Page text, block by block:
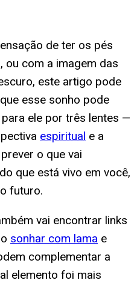
de ter os pés
ou com a imagem das
este artigo pode
esse sonho pode
ele por três lentes —
espiritual e a
o que vai
que está vivo em você,
futuro.
vai encontrar links
sonhar com lama e
complementar a
elemento foi mais